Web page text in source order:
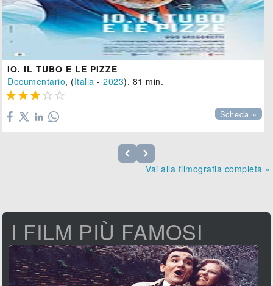
IO, IL TUBO E LE PIZZE
Documentario, (Italia -2023), 81 min.
    
Scheda »
Vai alla filmografia completa »
I FILM PIÙ FAMOSI